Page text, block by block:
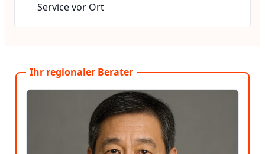
Service vor Ort
Ihr regionaler Berater